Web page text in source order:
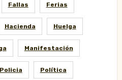
Fallas Ferias
Hacienda Huelga
Manifestación
Policia Política